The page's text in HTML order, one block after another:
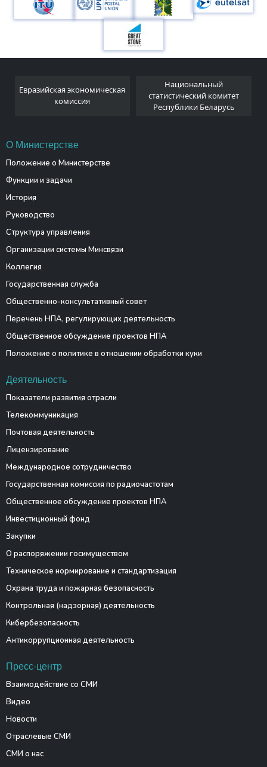
Евразийская экономическая
комиссия
Национальный
статистический комитет
Республики Беларусь
О Министерстве
Положение о Министерстве
Функции и задачи
История
Руководство
Структура управления
Организации системы Минсвязи
Коллегия
Государственная служба
Общественно-консультативный совет
Перечень НПА, регулирующих деятельность
Общественное обсуждение проектов НПА
Положение о политике в отношении обработки куки
Деятельность
Показатели развития отрасли
Телекоммуникация
Почтовая деятельность
Лицензирование
Международное сотрудничество
Государственная комиссия по радиочастотам
Общественное обсуждение проектов НПА
Инвестиционный фонд
Закупки
О распоряжении госимуществом
Техническое нормирование и стандартизация
Охрана труда и пожарная безопасность
Контрольная (надзорная) деятельность
Кибербезопасность
Антикоррупционная деятельность
Пресс-центр
Взаимодействие со СМИ
Видео
Новости
Отраслевые СМИ
СМИ о нас